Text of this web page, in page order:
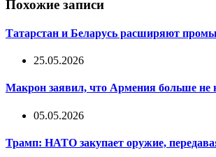
Похожие записи
Татарстан и Беларусь расширяют
25.05.2026
Макрон заявил, что Армения больше не
05.05.2026
Трамп: НАТО закупает оружие,